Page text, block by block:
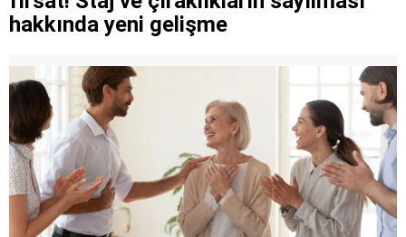
hakkında yeni gelişme